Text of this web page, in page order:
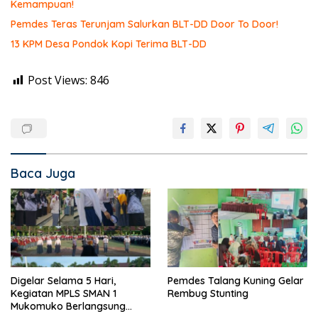
Kemampuan!
Pemdes Teras Terunjam Salurkan BLT-DD Door To Door!
13 KPM Desa Pondok Kopi Terima BLT-DD
Post Views: 846
Baca Juga
Digelar Selama 5 Hari,
Kegiatan MPLS SMAN 1
Mukomuko Berlangsung
Pemdes Talang Kuning Gelar
Rembug Stunting